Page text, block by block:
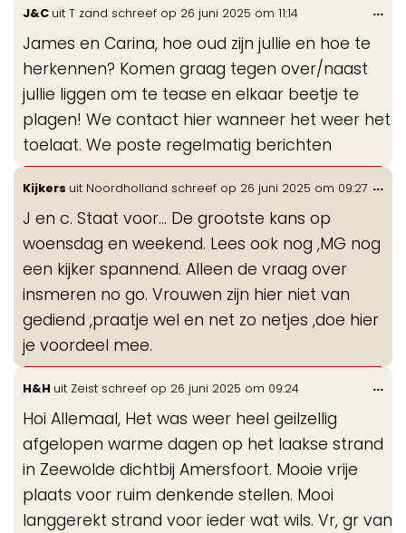
J&C uit T zand schreef op 26 juni 2025 om 11:14
James en Carina, hoe oud zijn jullie en hoe te
herkennen? Komen graag tegen over/naast
jullie liggen om te tease en elkaar beetje te
plagen! We contact hier wanneer het weer het
toelaat. We poste regelmatig berichten
...
Kijkers uit Noordholland schreef op 26 juni 2025 om 09:27
J en c. Staat voor… De grootste kans op
woensdag en weekend. Lees ook nog ,MG nog
een kijker spannend. Alleen de vraag over
insmeren no go. Vrouwen zijn hier niet van
gediend ,praatje wel en net zo netjes ,doe hier
je voordeel mee.
...
H&H uit Zeist schreef op 26 juni 2025 om 09:24
Hoi Allemaal, Het was weer heel geilzellig
afgelopen warme dagen op het laakse strand
in Zeewolde dichtbij Amersfoort. Mooie vrije
plaats voor ruim denkende stellen. Mooi
langgerekt strand voor ieder wat wils. Vr, gr van
...